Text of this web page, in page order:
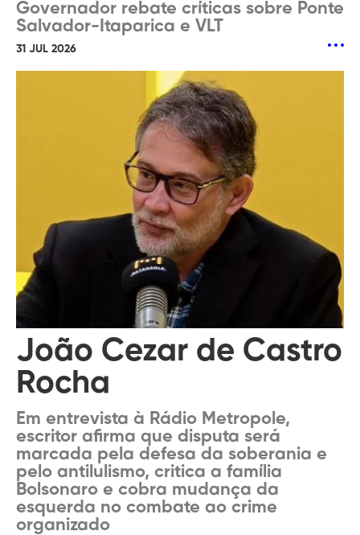
Governador rebate críticas sobre Ponte
Salvador-Itaparica e VLT
31 JUL 2026
João Cezar de Castro
Rocha
Em entrevista à Rádio Metropole,
escritor afirma que disputa será
marcada pela defesa da soberania e
pelo antilulismo, critica a família
Bolsonaro e cobra mudança da
esquerda no combate ao crime
organizado